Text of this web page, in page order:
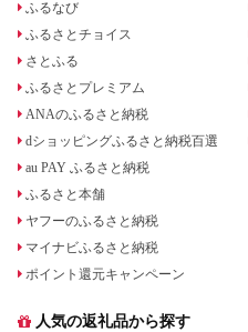
ふるなび
ふるさとチョイス
さとふる
ふるさとプレミアム
ANAのふるさと納税
dショッピングふるさと納税百選
au PAY ふるさと納税
ふるさと本舗
ヤフーのふるさと納税
マイナビふるさと納税
ポイント還元キャンペーン
人気の返礼品から探す